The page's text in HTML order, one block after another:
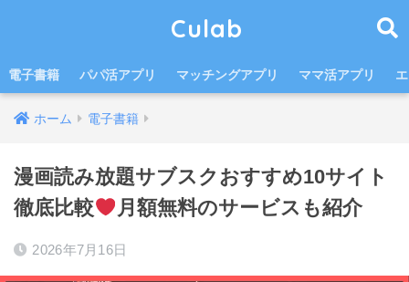
Culab
電子書籍 パパ活アプリ マッチングアプリ ママ活アプリ
ホーム 電子書籍
漫画読み放題サブスクおすすめ10サイト
徹底比較
月額無料のサービスも紹介
2026年7月16日